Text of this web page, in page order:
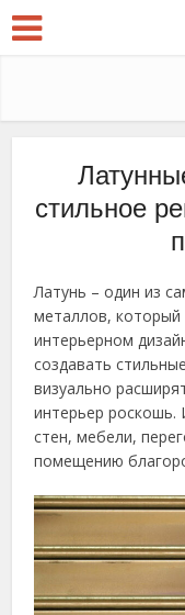
стильное
Латунь – один из
металлов, который
интерьерном
создавать
визуально
интерьер
стен, мебели,
помещению